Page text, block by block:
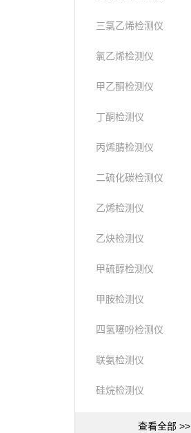
三氯乙烯检测仪
氯乙烯检测仪
甲乙酮检测仪
丁酮检测仪
丙烯腈检测仪
二硫化碳检测仪
乙烯检测仪
乙炔检测仪
甲硫醇检测仪
甲胺检测仪
四氢噻吩检测仪
联氨检测仪
硅烷检测仪
查看全部 >>